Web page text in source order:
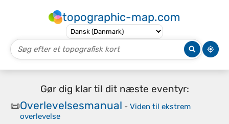
topographic-map.com
Gør dig klar til dit næste eventyr:
📜Overlevelsesmanual - Viden til ekstrem
overlevelse